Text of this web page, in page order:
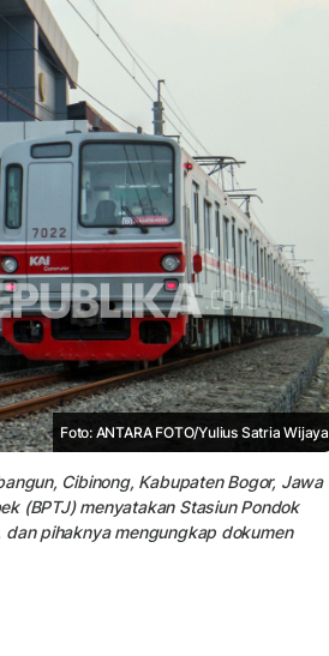
Foto: ANTARA FOTO/Yulius Satria Wijaya
Cibinong, Kabupaten Bogor, Jawa
(BPTJ) menyatakan Stasiun Pondok
pihaknya mengungkap dokumen